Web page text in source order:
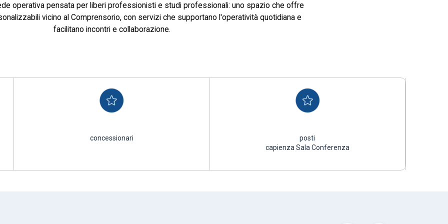
operativa pensata per liberi professionisti e studi professionali: uno spazio che offre
vicino al Comprensorio, con servizi che supportano l'operatività quotidiana e
facilitano incontri e collaborazione.
concessionari
posti
capienza Sala Conferenza